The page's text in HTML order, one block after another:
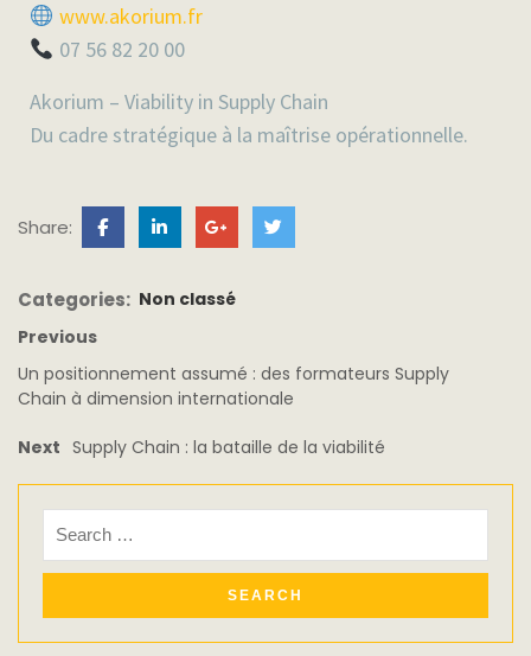
www.akorium.fr
07 56 82 20 00
Akorium – Viability in Supply Chain
Du cadre stratégique à la maîtrise opérationnelle.
Share:
Categories: Non classé
Previous
Un positionnement assumé : des formateurs Supply
Chain à dimension internationale
Next Supply Chain : la bataille de la viabilité